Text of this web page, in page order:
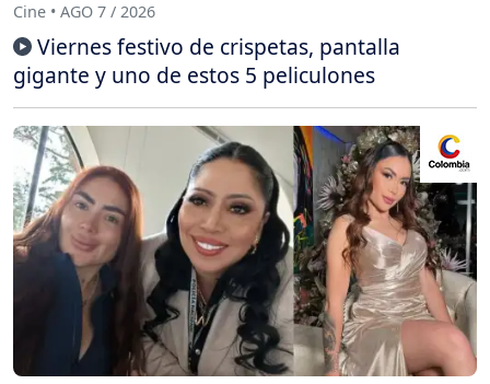
Cine • AGO 7 / 2026
Viernes festivo de crispetas, pantalla
gigante y uno de estos 5 peliculones